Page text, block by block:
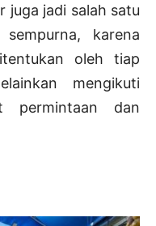
juga jadi salah satu
karena
oleh tiap
mengikuti
permintaan dan